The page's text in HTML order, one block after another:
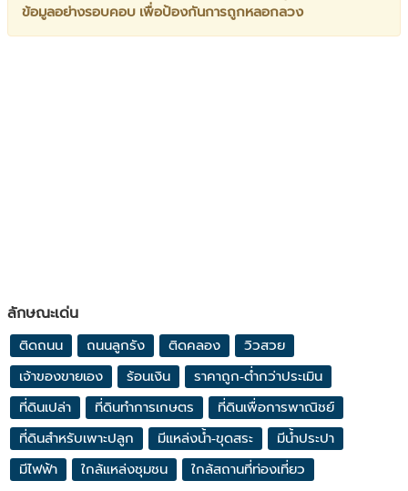
ข้อมูลอย่างรอบคอบ เพื่อป้องกันการถูกหลอกลวง
ลักษณะเด่น
ติดถนน ถนนลูกรัง ติดคลอง วิวสวย
เจ้าของขายเอง ร้อนเงิน ราคาถูก-ต่ำกว่าประเมิน
ที่ดินเปล่า ที่ดินทำการเกษตร ที่ดินเพื่อการพาณิชย์
ที่ดินสำหรับเพาะปลูก มีแหล่งน้ำ-ขุดสระ มีน้ำประปา
มีไฟฟ้า ใกล้แหล่งชุมชน ใกล้สถานที่ท่องเที่ยว